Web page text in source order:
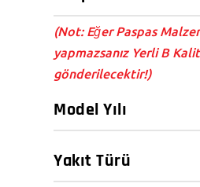
(Not: Eğer Paspas
yapmazsanız Yerli B
gönderilecektir!)